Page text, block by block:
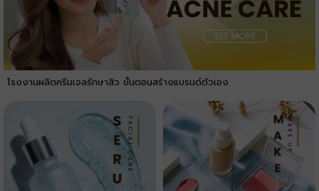
โรงงานผลิตครีมเจลรักษาสิว ขั้นตอนสร้างแบรนด์ตัวเอง